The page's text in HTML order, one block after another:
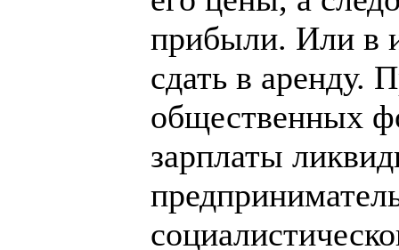
прибыли. Или в
сдать в аренду.
общественных
зарплаты